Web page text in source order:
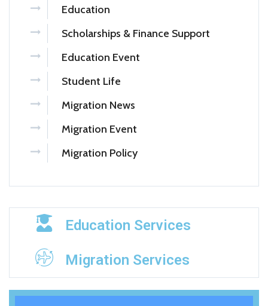
Education
Scholarships & Finance Support
Education Event
Student Life
Migration News
Migration Event
Migration Policy
Education Services
Migration Services